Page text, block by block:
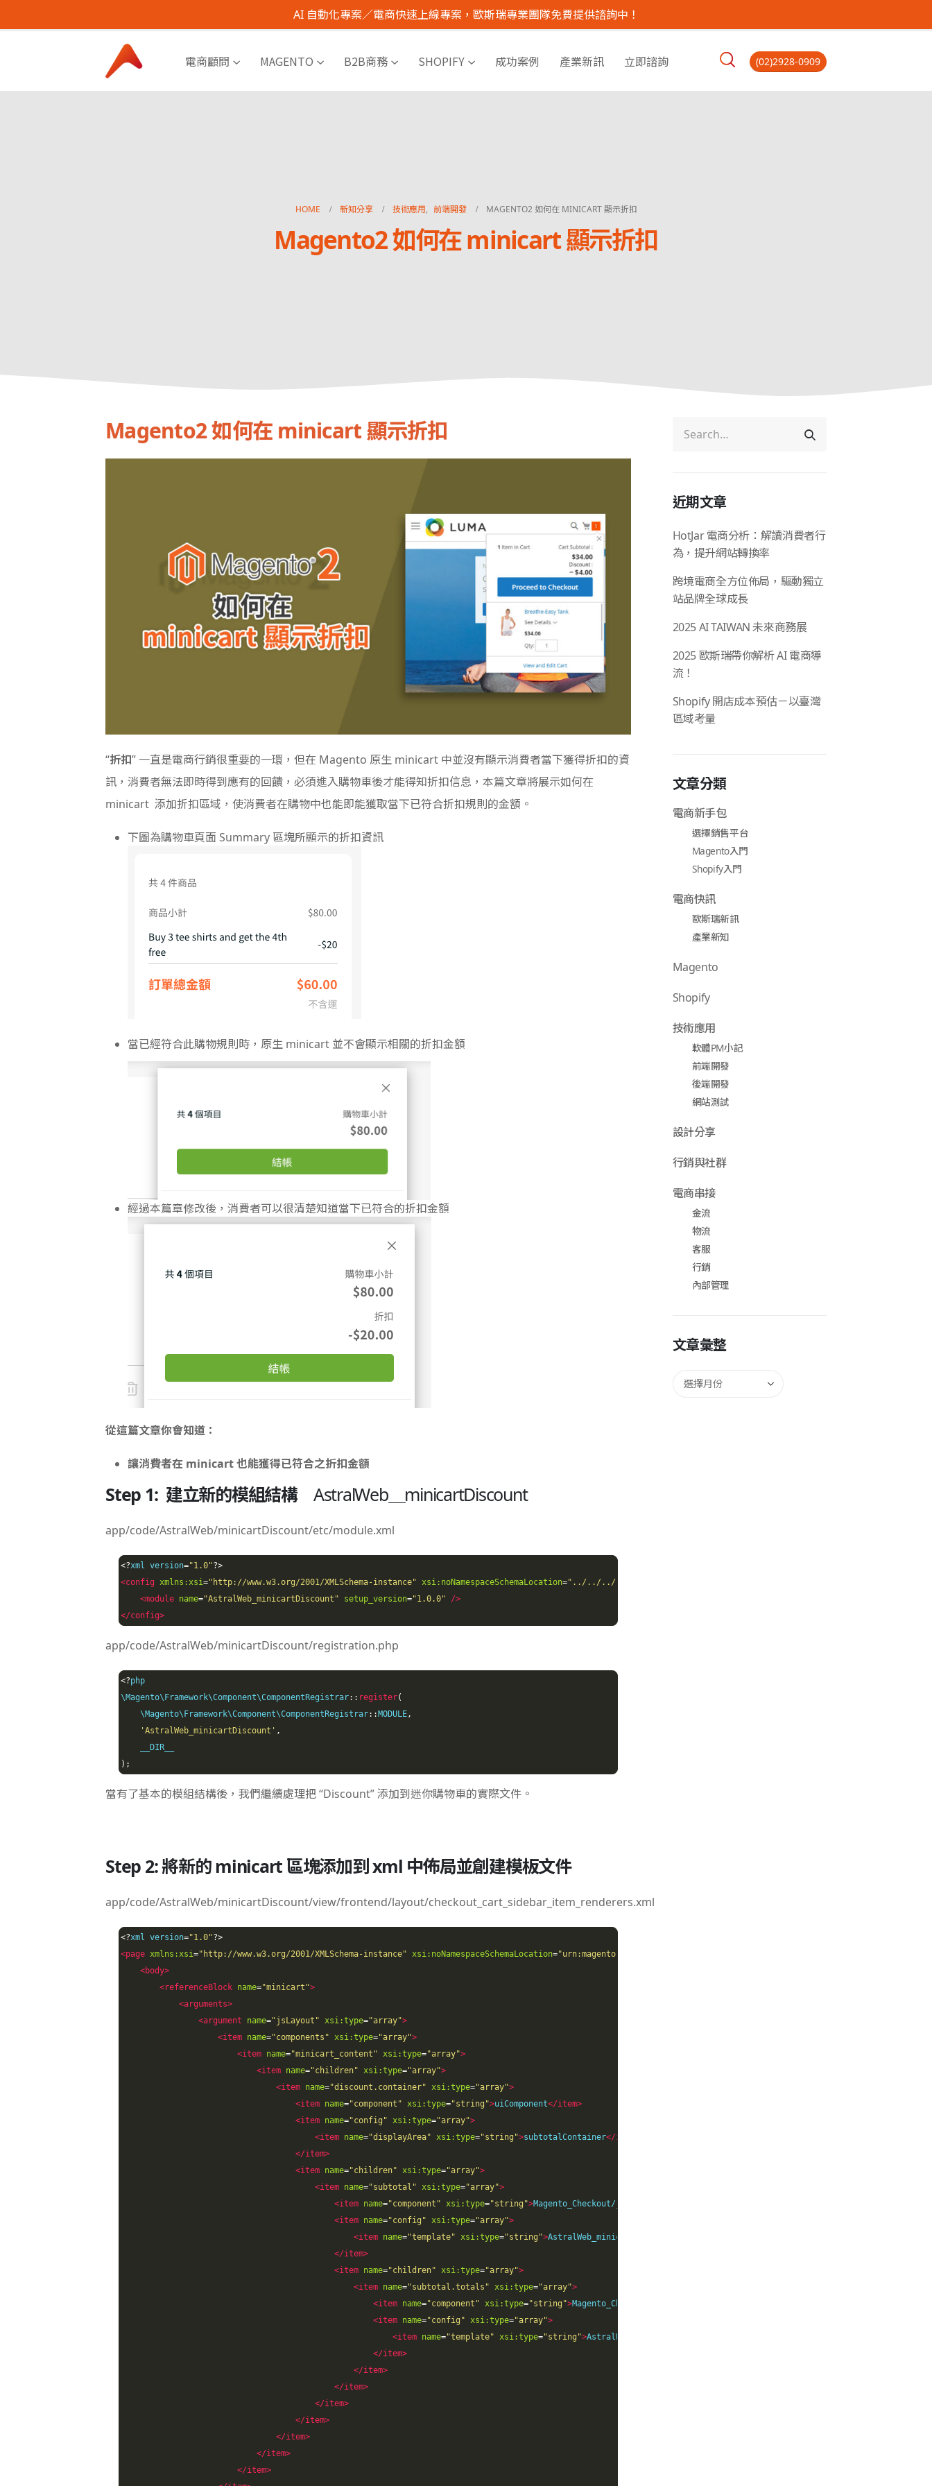
AI 自動化專案／電商快速上線專案，歐斯瑞專業團隊免費提供諮詢中！
電商顧問 MAGENTO B2B商務 SHOPIFY 成功案例 產業新訊 立即諮詢 (02)2928-0909
HOME 新知分享 技術應用, 前端開發 MAGENTO2 如何在 MINICART 顯示折扣
Magento2 如何在 minicart 顯示折扣
Magento2 如何在 minicart 顯示折扣
“折扣” 一直是電商行銷很重要的一環，但在 Magento 原生 minicart 中並沒有顯示消費者當下獲得折扣的資
訊，消費者無法即時得到應有的回饋，必須進入購物車後才能得知折扣信息，本篇文章將展示如何在
minicart 添加折扣區域，使消費者在購物中也能即能獲取當下已符合折扣規則的金額。
下圖為購物車頁面 Summary 區塊所顯示的折扣資訊
當已經符合此購物規則時，原生 minicart 並不會顯示相關的折扣金額
經過本篇章修改後，消費者可以很清楚知道當下已符合的折扣金額
從這篇文章你會知道：
讓消費者在 minicart 也能獲得已符合之折扣金額
Step 1: 建立新的模組結構 AstralWeb＿minicartDiscount
app/code/AstralWeb/minicartDiscount/etc/module.xml
<?xml version="1.0"?>
<config xmlns:xsi="http://www.w3.org/2001/XMLSchema-instance" xsi:noNamespaceSchemaLocation="../../../../../lib/internal/Magento/Framework/Module/etc/module.xsd"
<module name="AstralWeb_minicartDiscount" setup_version="1.0.0"
/>
</config>
app/code/AstralWeb/minicartDiscount/registration.php
<?php
\Magento\Framework\Component\ComponentRegistrar:: register(
    \Magento\Framework\Component\ComponentRegistrar
:: MODULE,
'AstralWeb_minicartDiscount' ,
);
當有了基本的模組結構後，我們繼續處理把 “Discount” 添加到迷你購物車的實際文件。
Step 2: 將新的 minicart 區塊添加到 xml 中佈局並創建模板文件
app/code/AstralWeb/minicartDiscount/view/frontend/layout/checkout_cart_sidebar_item_renderers.xml
<?xml version="1.0"?>
<page xmlns:xsi="http://www.w3.org/2001/XMLSchema-instance" xsi:noNamespaceSchemaLocation="urn:magento:framework:View/Layout/etc/page_configuration.xsd"
<body>
<referenceBlock name="minicart">
<arguments>
<argument
name="jsLayout" xsi:type="array">
<item name="components" xsi:type="array">
<item name="minicart_content" xsi:type="array">
<item name="children" xsi:type="array">
<item name="discount.container" xsi:type="array">
<item name="component" xsi:type="string">uiComponent</item>
<item name="config" xsi:type="array">
<item name="displayArea" xsi:type="string">subtotalContainer</item>
</item>
<item name="children" xsi:type="array">
<item name="subtotal" xsi:type="array">
<item name="component" xsi:type="string">Magento_Checkout/js/view/checkout/minicart/subtotal/totals
<item name="config" xsi:type="array">
<item name="template" xsi:type="string">AstralWeb_minicartDiscount/minicart/discount
</item>
<item name="children" xsi:type="array">
<item name="subtotal.totals" xsi:type="array">
<item name="component" xsi:type="string">Magento_Checkout/js/view/checkout/minicart/subtotal/totals
<item name="config" xsi:type="array">
<item name="template" xsi:type="string">AstralWeb_minicartDiscount/minicart/discount/inner
</item>
</item>
</item>
</item>
</item>
</item>
</item>
</item>
近期文章
HotJar 電商分析：解讀消費者行
為，提升網站轉換率
跨境電商全方位佈局，驅動獨立
站品牌全球成長
2025 AI TAIWAN 未來商務展
2025 歐斯瑞帶你解析 AI 電商導
流！
Shopify 開店成本預估－以臺灣
區域考量
文章分類
電商新手包
選擇銷售平台
Magento入門
Shopify入門
電商快訊
歐斯瑞新訊
產業新知
Magento
Shopify
技術應用
軟體PM小記
前端開發
後端開發
網站測試
設計分享
行銷與社群
電商串接
金流
物流
客服
行銷
內部管理
文章彙整